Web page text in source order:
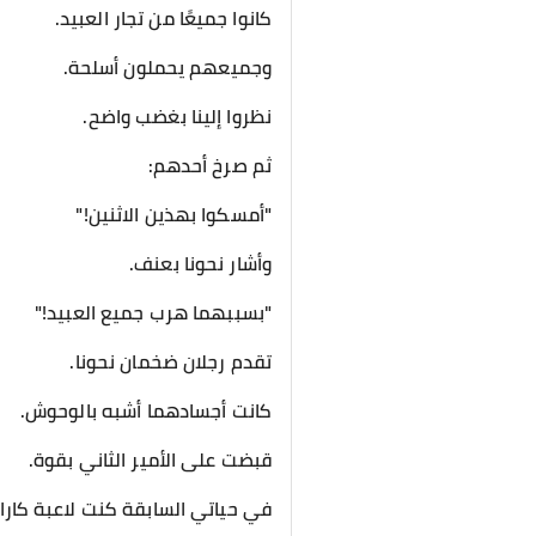
كانوا جميعًا من تجار العبيد.
وجميعهم يحملون أسلحة.
نظروا إلينا بغضب واضح.
ثم صرخ أحدهم:
"أمسكوا بهذين الاثنين!"
وأشار نحونا بعنف.
"بسببهما هرب جميع العبيد!"
تقدم رجلان ضخمان نحونا.
كانت أجسادهما أشبه بالوحوش.
قبضت على الأمير الثاني بقوة.
في حياتي السابقة كنت لاعبة